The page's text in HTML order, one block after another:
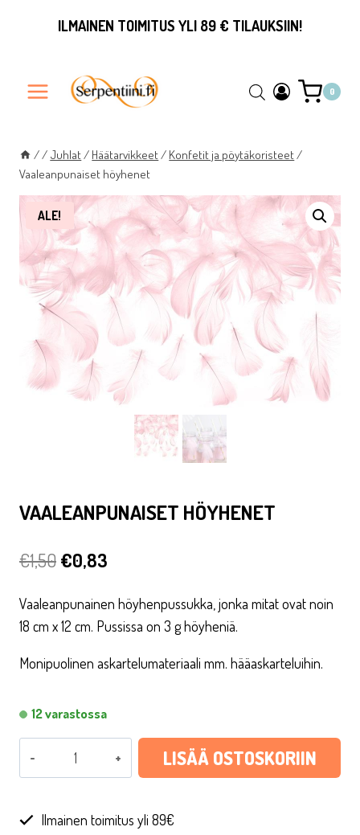
ILMAINEN TOIMITUS YLI 89 € TILAUKSIIN!
0
// Juhlat/ Häätarvikkeet/ Konfetit ja pöytäkoristeet/
Vaaleanpunaiset höyhenet
ALE!
VAALEANPUNAISET HÖYHENET
€1,50 Alkuperäinen
oli:
€0,83
on:
Vaaleanpunainen höyhenpussukka, jonka mitat ovat noin
18 cm x 12 cm. Pussissa on 3 g höyheniä.
Monipuolinen askartelumateriaali mm. hääaskarteluihin.
12 varastossa
Vaaleanpunaiset
LISÄÄ OSTOSKORIIN
Ilmainen toimitus yli 89€